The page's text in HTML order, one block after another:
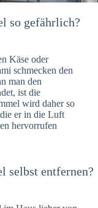
Ihr
so gefährlich?
Käse oder
schmecken den
man den
ist die
wird daher so
er in die Luft
hervorrufen
selbst entfernen?